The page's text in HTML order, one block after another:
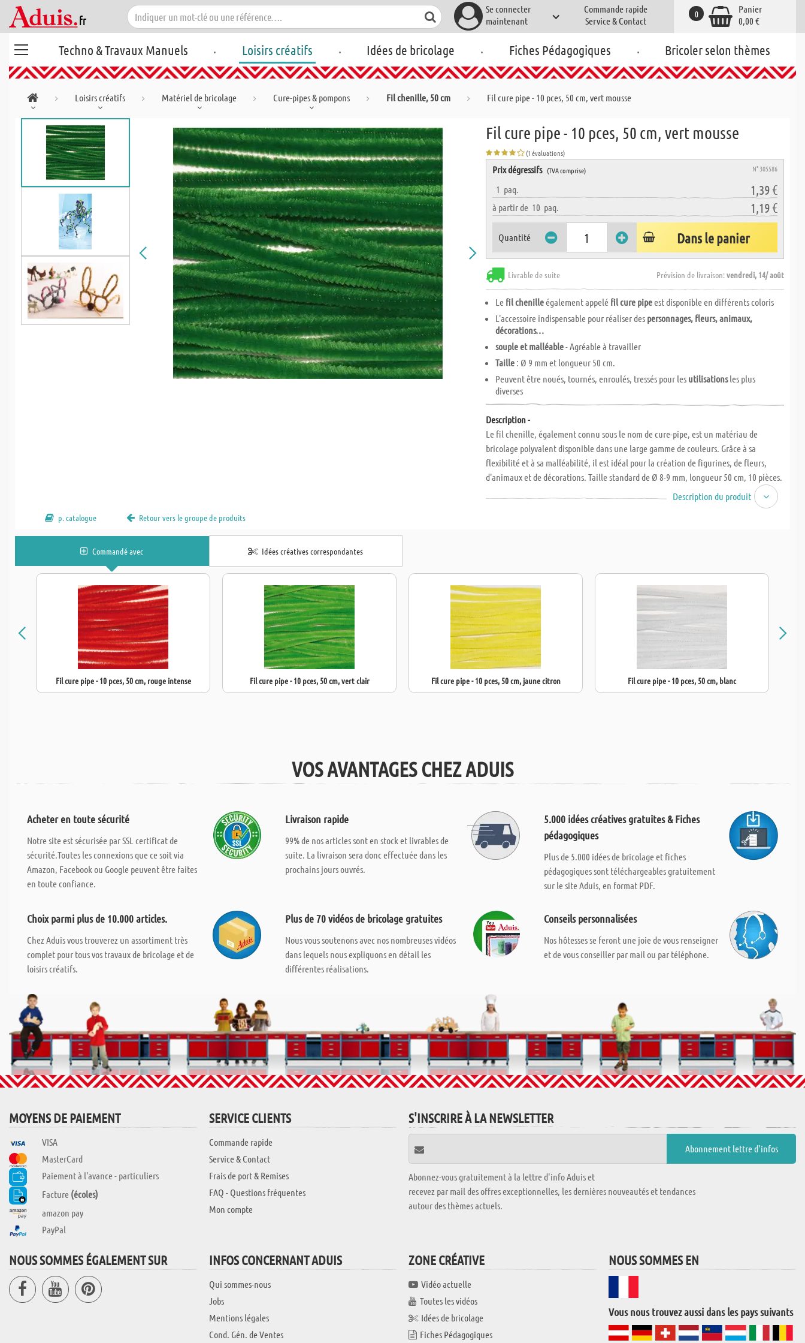
Se connecter
maintenant
Commande rapide
Service & Contact
Panier
0,00 €
0
Techno & Travaux Manuels . Loisirs créatifs . Idées de bricolage . Fiches Pédagogiques . Bricoler selon thèmes
Loisirs créatifs Matériel de bricolage Cure-pipes & pompons Fil chenille, 50 cm Fil cure pipe - 10 pces, 50 cm, vert mousse
Fil cure pipe - 10 pces, 50 cm, vert mousse
(1 évaluations)
Prix dégressifs (TVA comprise) N° 305586
1 paq. 1,39 €
à partir de 10 paq. 1,19 €
Quantité Dans le panier
Livrable de suite Prévision de livraison:vendredi, 14/ août
Le fil chenilleégalement appelé fil cure pipeest disponible en différents coloris
L'accessoire indispensable pour réaliser des personnages, fleurs, animaux,
décorations…
souple et malléable- Agréable à travailler
Taille : Ø 9 mm et longueur 50 cm.
Peuvent être noués, tournés, enroulés, tressés pour les utilisationsles plus
diverses
Description -
Le fil chenille, également connu sous le nom de cure-pipe, est un matériau de
bricolage polyvalent disponible dans une large gamme de couleurs. Grâce à sa
flexibilité et à sa malléabilité, il est idéal pour la création de figurines, de fleurs,
d'animaux et de décorations. Taille standard de Ø 8-9 mm, longueur 50 cm, 10 pièces.
Description du produit
p. catalogue Retour vers le groupe de produits
Commandé avec Idées créatives correspondantes
Fil cure pipe - 10 pces, 50 cm, rouge intense Fil cure pipe - 10 pces, 50 cm, vert clair Fil cure pipe - 10 pces, 50 cm, jaune citron Fil cure pipe - 10 pces, 50 cm, blanc
VOS AVANTAGES CHEZ ADUIS
Acheter en toute sécurité
Notre site est sécurisée par SSL certificat de
sécurité.Toutes les connexions que ce soit via
Amazon, Facebook ou Google peuvent être faites
en toute confiance.
Livraison rapide
99% de nos articles sont en stock et livrables de
suite. La livraison sera donc effectuée dans les
prochains jours ouvrés.
5.000 idées créatives gratuites & Fiches
pédagogiques
Plus de 5.000 idées de bricolage et fiches
pédagogiques sont téléchargeables gratuitement
sur le site Aduis, en format PDF.
Choix parmi plus de 10.000 articles.
Chez Aduis vous trouverez un assortiment très
complet pour tous vos travaux de bricolage et de
loisirs créatifs.
Plus de 70 vidéos de bricolage gratuites
Nous vous soutenons avec nos nombreuses vidéos
dans lequels nous expliquons en détail les
différentes réalisations.
Conseils personnalisées
Nos hôtesses se feront une joie de vous renseigner
et de vous conseiller par mail ou par téléphone.
MOYENS DE PAIEMENT
VISA
MasterCard
Paiement à l'avance - particuliers
Facture (écoles)
amazon pay
PayPal
SERVICE CLIENTS
Commande rapide
Service & Contact
Frais de port & Remises
FAQ - Questions fréquentes
Mon compte
S'INSCRIRE À LA NEWSLETTER
Abonnez-vous gratuitement à la lettre d'info Aduis et
recevez par mail des offres exceptionnelles, les dernières nouveautés et tendances
autour des thèmes actuels.
NOUS SOMMES ÉGALEMENT SUR INFOS CONCERNANT ADUIS
Qui sommes-nous
Jobs
Mentions légales
Cond. Gén. de Ventes
ZONE CRÉATIVE
Vidéo actuelle
Toutes les vidéos
Idées de bricolage
Fiches Pédagogiques
NOUS SOMMES EN
Vous nous trouvez aussi dans les pays suivants